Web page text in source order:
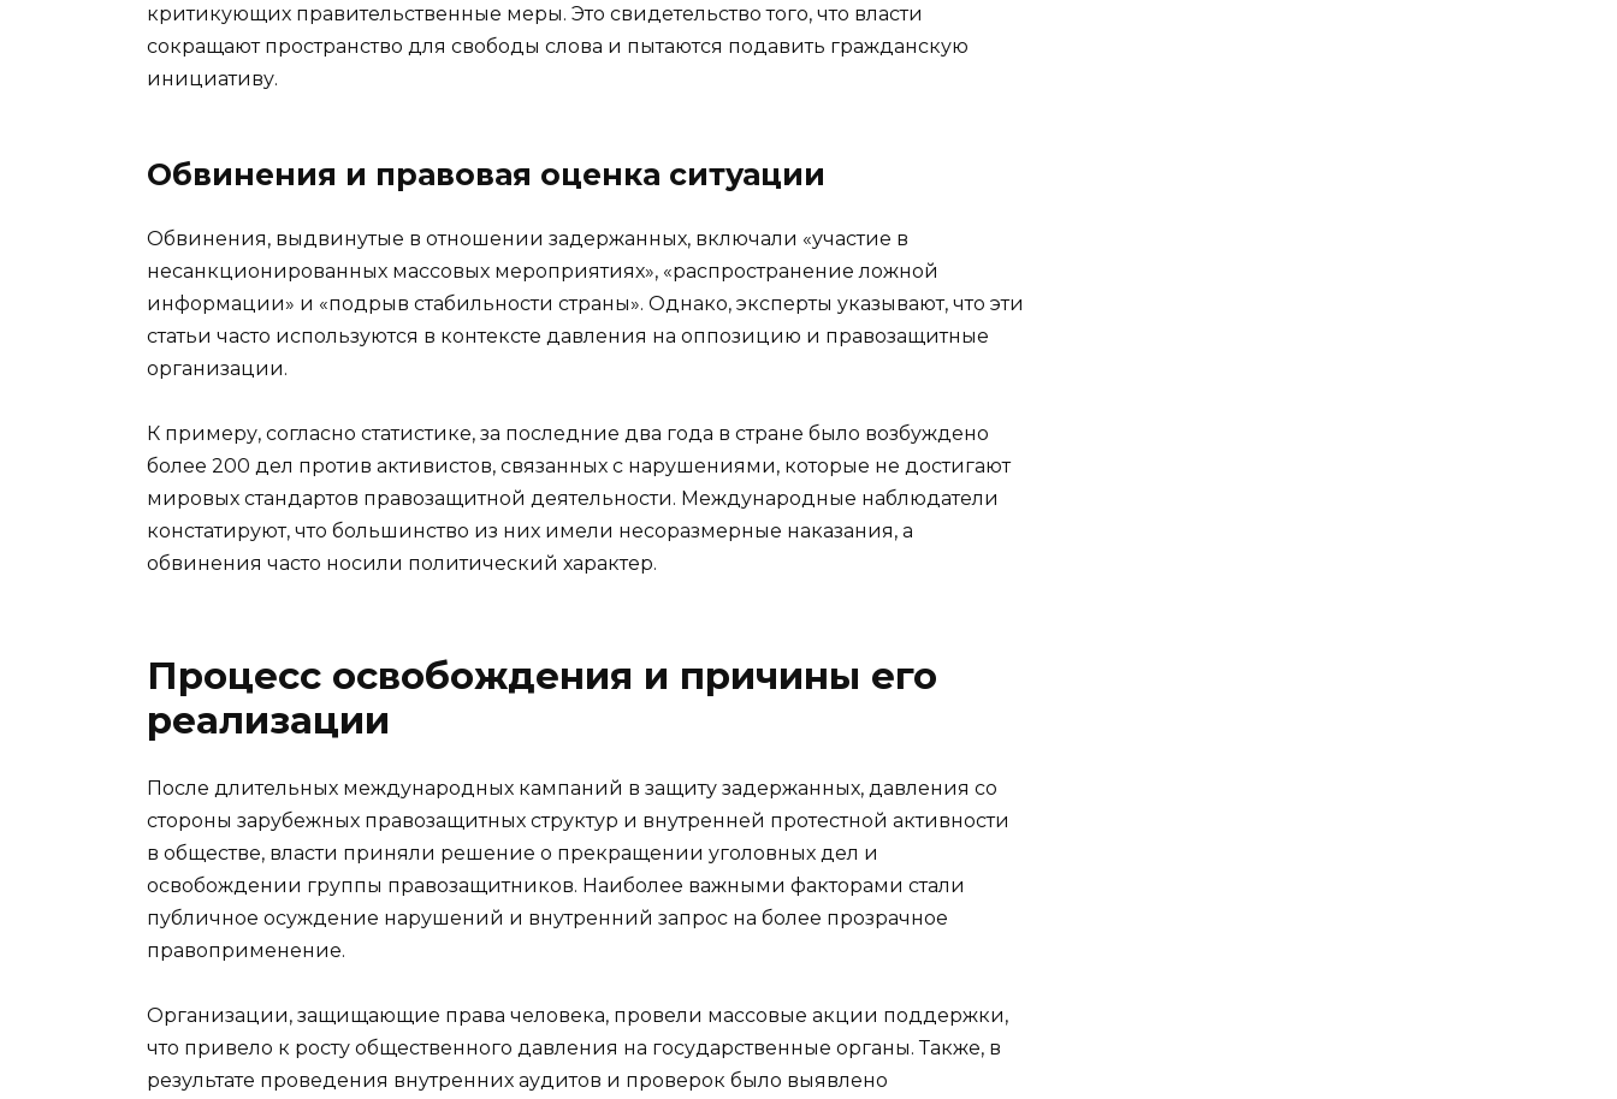
критикующих правительственные меры. Это свидетельство того, что власти
сокращают пространство для свободы слова и пытаются подавить гражданскую
инициативу.
Обвинения и правовая оценка ситуации
Обвинения, выдвинутые в отношении задержанных, включали «участие в
несанкционированных массовых мероприятиях», «распространение ложной
информации» и «подрыв стабильности страны». Однако, эксперты указывают, что эти
статьи часто используются в контексте давления на оппозицию и правозащитные
организации.
К примеру, согласно статистике, за последние два года в стране было возбуждено
более 200 дел против активистов, связанных с нарушениями, которые не достигают
мировых стандартов правозащитной деятельности. Международные наблюдатели
констатируют, что большинство из них имели несоразмерные наказания, а
обвинения часто носили политический характер.
Процесс освобождения и причины его
реализации
После длительных международных кампаний в защиту задержанных, давления со
стороны зарубежных правозащитных структур и внутренней протестной активности
в обществе, власти приняли решение о прекращении уголовных дел и
освобождении группы правозащитников. Наиболее важными факторами стали
публичное осуждение нарушений и внутренний запрос на более прозрачное
правоприменение.
Организации, защищающие права человека, провели массовые акции поддержки,
что привело к росту общественного давления на государственные органы. Также, в
результате проведения внутренних аудитов и проверок было выявлено